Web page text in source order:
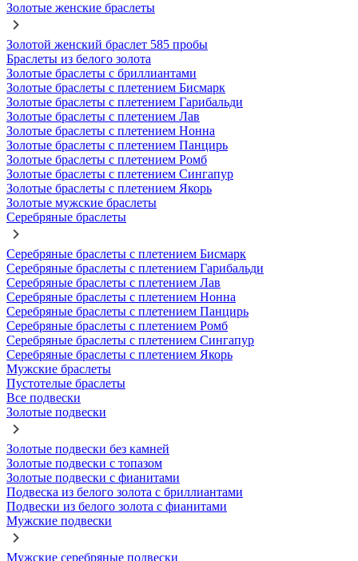
Золотые женские браслеты
Золотой женский браслет 585 пробы
Браслеты из белого золота
Золотые браслеты с бриллиантами
Золотые браслеты с плетением Бисмарк
Золотые браслеты с плетением Гарибальди
Золотые браслеты с плетением Лав
Золотые браслеты с плетением Нонна
Золотые браслеты с плетением Панцирь
Золотые браслеты с плетением Ромб
Золотые браслеты с плетением Сингапур
Золотые браслеты с плетением Якорь
Золотые мужские браслеты
Серебряные браслеты
Серебряные браслеты с плетением Бисмарк
Серебряные браслеты с плетением Гарибальди
Серебряные браслеты с плетением Лав
Серебряные браслеты с плетением Нонна
Серебряные браслеты с плетением Панцирь
Серебряные браслеты с плетением Ромб
Серебряные браслеты с плетением Сингапур
Серебряные браслеты с плетением Якорь
Мужские браслеты
Пустотелые браслеты
Все подвески
Золотые подвески
Золотые подвески без камней
Золотые подвески с топазом
Золотые подвески с фианитами
Подвеска из белого золота с бриллиантами
Подвески из белого золота с фианитами
Мужские подвески
Мужские серебряные подвески